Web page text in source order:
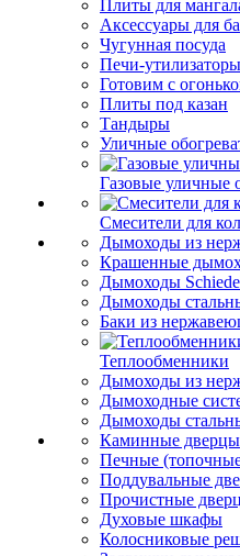
Плиты для
Аксессуары для
Чугунная посуда
Печи-утилизаторы
Готовим с
Плиты под казан
Тандыры
Уличные
Газовые уличные
Смесители для
Дымоходы из
Крашенные
Дымоходы
Дымоходы
Баки из
Теплообменники
Дымоходы из
Дымоходные
Дымоходы
Каминные дверцы
Печные
Поддувальные
Прочистные
Духовые шкафы
Колосниковые